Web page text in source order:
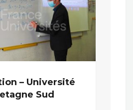
– Université
Sud